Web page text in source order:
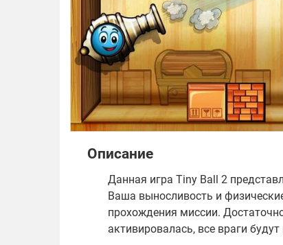
Описание
Данная игра Tiny Ball 2
Ваша выносливость и
прохождения миссии.
активировалась, все враги